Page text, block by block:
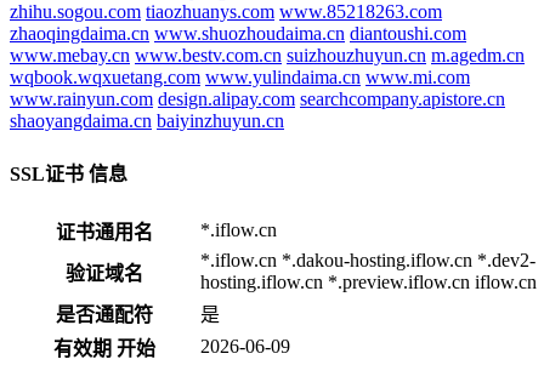
zhihu.sogou.com tiaozhuanys.com www.85218263.com
zhaoqingdaima.cn www.shuozhoudaima.cn diantoushi.com
www.mebay.cn www.bestv.com.cn suizhouzhuyun.cn m.agedm.cn
wqbook.wqxuetang.com www.yulindaima.cn www.mi.com
www.rainyun.com design.alipay.com searchcompany.apistore.cn
shaoyangdaima.cn baiyinzhuyun.cn
SSL证书 信息
证书通用名 *.iflow.cn
验证域名
*.iflow.cn *.dakou-hosting.iflow.cn *.dev2-
hosting.iflow.cn *.preview.iflow.cn iflow.cn
是否通配符
是
有效期 开始
2026-06-09